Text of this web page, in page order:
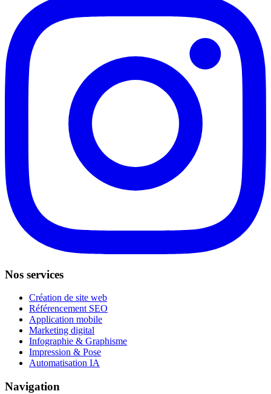
Nos services
Création de site web
Référencement SEO
Application mobile
Marketing digital
Infographie & Graphisme
Impression & Pose
Automatisation IA
Navigation